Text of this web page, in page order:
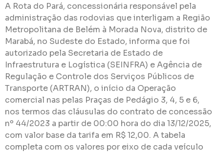
A Rota do Pará, concessionária responsável pela
administração das rodovias que interligam a Região
Metropolitana de Belém à Morada Nova, distrito de
Marabá, no Sudeste do Estado, informa que foi
autorizado pela Secretaria de Estado de
Infraestrutura e Logística (SEINFRA) e Agência de
Regulação e Controle dos Serviços Públicos de
Transporte (ARTRAN), o início da Operação
comercial nas pelas Praças de Pedágio 3, 4, 5 e 6,
nos termos das cláusulas do contrato de concessão
nº 44/2023 a partir de 00:00 hora do dia 13/12/2025,
com valor base da tarifa em R$ 12,00. A tabela
completa com os valores por eixo de cada veículo